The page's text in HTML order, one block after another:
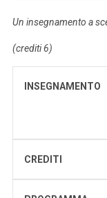
Un insegnamento a
(crediti 6)
INSEGNAMENTO
CREDITI